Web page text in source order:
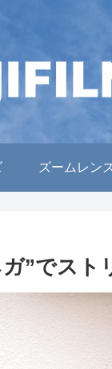
ズームレン
ガ”でス